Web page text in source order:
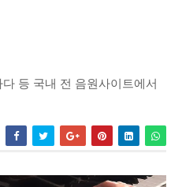
등 국내 전 음원사이트에서